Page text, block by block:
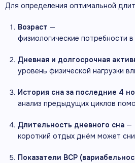
Для определения оптимальной
Возраст —
физиологические потребности в
Дневная и долгосрочная
уровень физической нагрузки
История сна за последние 4
анализ предыдущих циклов
Длительность дневного сна —
короткий отдых днём может
Показатели ВСР